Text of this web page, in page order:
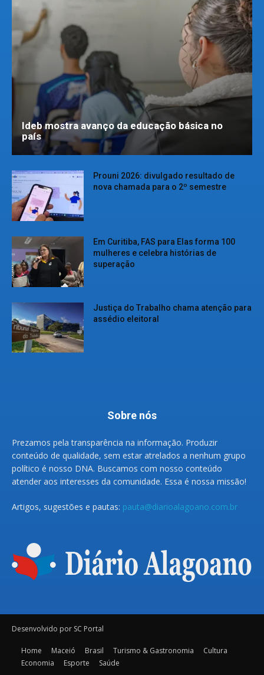
Ideb mostra avanço da educação básica no
país
Prouni 2026: divulgado resultado de
nova chamada para o 2º semestre
Em Curitiba, FAS para Elas forma 100
mulheres e celebra histórias de
superação
Justiça do Trabalho chama atenção para
assédio eleitoral
Sobre nós
Prezamos pela transparência na informação. Produzir
conteúdo de qualidade, sem estar atrelados a nenhum grupo
político é nosso DNA. Buscamos com nosso conteúdo
atender aos interesses da comunidade. Essa é nossa missão!
Artigos, sugestões e pautas: pauta@diarioalagoano.com.br
Desenvolvido por SC Portal
Home Maceió Brasil Turismo & Gastronomia
Cultura
Economia
Esporte Saúde